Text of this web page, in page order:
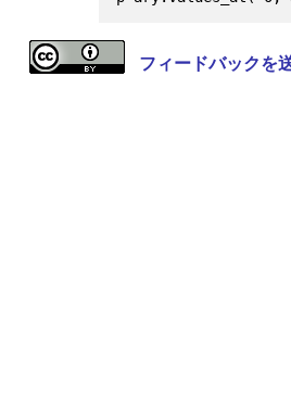
フィードバックを